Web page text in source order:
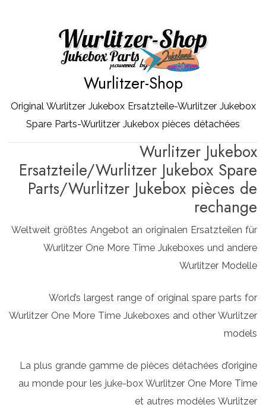
Wurlitzer-Shop
Original Wurlitzer Jukebox Ersatzteile-Wurlitzer Jukebox
Spare Parts-Wurlitzer Jukebox pièces détachées
Wurlitzer Jukebox
Ersatzteile/Wurlitzer Jukebox Spare
Parts/Wurlitzer Jukebox pièces de
rechange
Weltweit größtes Angebot an originalen Ersatzteilen für
Wurlitzer One More Time Jukeboxes und andere
Wurlitzer Modelle
World’s largest range of original spare parts for
Wurlitzer One More Time Jukeboxes and other Wurlitzer
models
La plus grande gamme de pièces détachées d’origine
au monde pour les juke-box Wurlitzer One More Time
et autres modèles Wurlitzer